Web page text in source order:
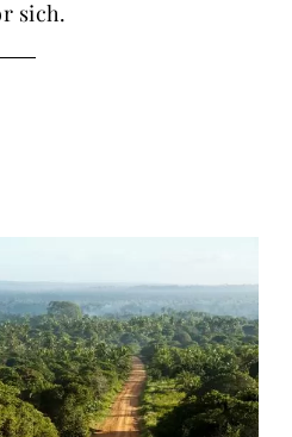
sich.